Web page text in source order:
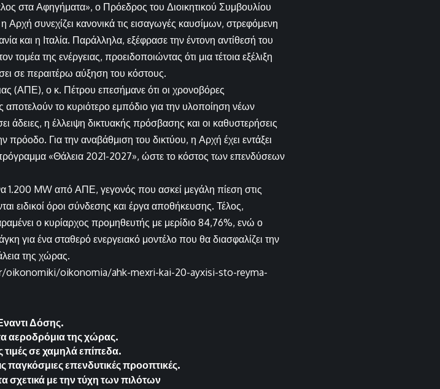
στα Αφηγήματα», ο Πρόεδρος του Διοικητικού Συμβουλίου
συνεχίζει κανονικά τις εισαγωγές καυσίμων, στρεφόμενη
και η Ιταλία. Παράλληλα, εξέφρασε την έντονη αντίθεσή του
της ενέργειας, προειδοποιώντας ότι μια τέτοια εξέλιξη
σε περαιτέρω αύξηση του κόστους.
(ΑΠΕ), ο κ. Πέτρου επεσήμανε ότι οι χρονοβόρες
αποτελούν το κυριότερο εμπόδιο για την υλοποίηση νέων
η έλλειψη δικτυακής πρόσβασης και οι καθυστερήσεις
πρόοδο. Για την αναβάθμιση του δικτύου, η Αρχή έχει εντάξει
«Θάλεια 2021-2027», ώστε το κόστος των επενδύσεων
1.200 MW από ΑΠΕ, γεγονός που ασκεί μεγάλη πίεση στις
ειδικοί όροι σύνδεσης και έργα αποθήκευσης. Τέλος,
ο κυρίαρχος προμηθευτής με μερίδιο 84,76%, ενώ ο
για ένα σταθερό ενεργειακό μοντέλο που θα διασφαλίζει την
της χώρας.
oikonomia/ahk-mexri-kai-20-ayxisi-sto-reyma-
Δόσης.
αεροδρόμια της χώρας.
τιμές σε χαμηλά επίπεδα.
παγκόσμιες επενδυτικές προοπτικές.
σχετικά με την τύχη των πιλότων